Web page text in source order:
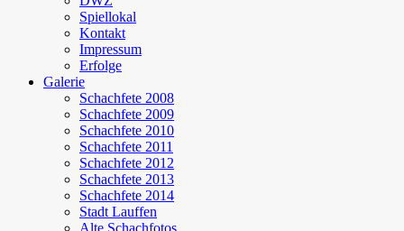
Spiellokal
Kontakt
Impressum
Erfolge
Galerie
Schachfete 2008
Schachfete 2009
Schachfete 2010
Schachfete 2011
Schachfete 2012
Schachfete 2013
Schachfete 2014
Stadt Lauffen
Alte Schachfotos